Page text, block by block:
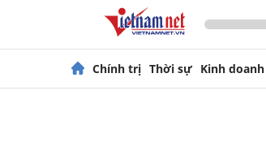
Chính trị Thời sự Kinh doanh